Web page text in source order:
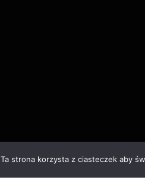
Ta strona korzysta z ciasteczek aby